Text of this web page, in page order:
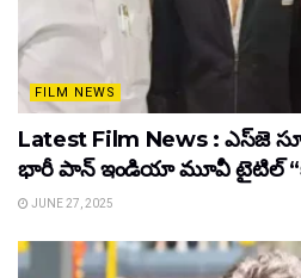
FILM NEWS
Latest Film News : ఎస్‌జె
భారీ పాన్‌ ఇండియా మూవీ టైటిల్
JUNE 27, 2025